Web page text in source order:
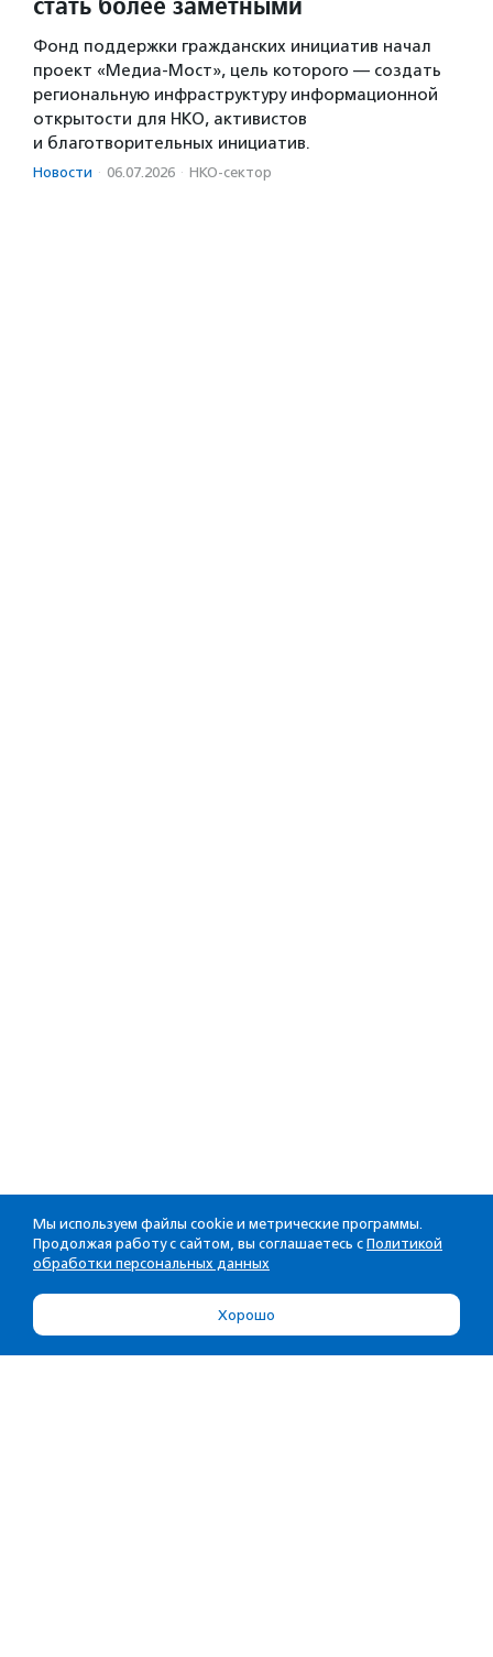
Фонд поддержки гражданских инициатив начал
проект «Медиа-Мост», цель которого — создать
региональную инфраструктуру информационной
открытости для НКО, активистов
и благотворительных инициатив.
Новости · 06.07.2026 · НКО-сектор
Мы используем файлы cookie и метрические программы.
Продолжая работу с сайтом, вы соглашаетесь с Политикой
обработки персональных данных
Хорошо